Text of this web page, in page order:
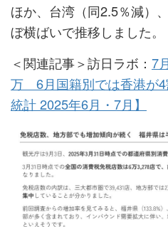
ほか、台湾（同2.5％減）
ぼ横ばいで推移しました。
＜関連記事＞訪日ラボ： 7
万 6月国籍別では香港が4
統計 2025年6月・7月】